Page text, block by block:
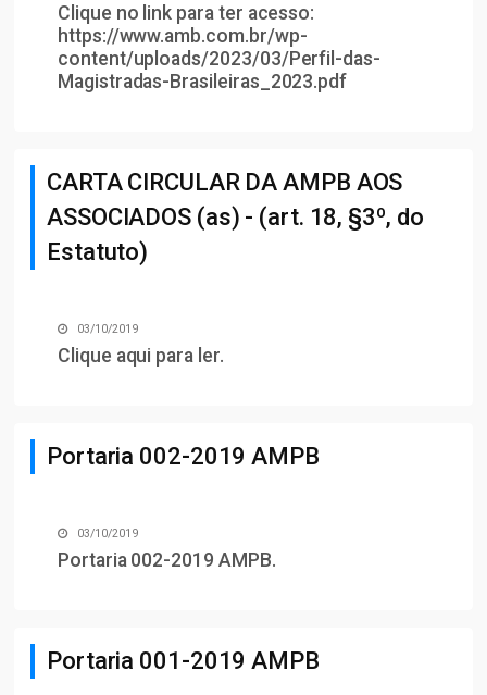
Clique no link para ter acesso:
https://www.amb.com.br/wp-
content/uploads/2023/03/Perfil-das-
Magistradas-Brasileiras_2023.pdf
CARTA CIRCULAR DA AMPB AOS
ASSOCIADOS (as) - (art. 18, §3º, do
Estatuto)
03/10/2019
Clique aqui para ler.
Portaria 002-2019 AMPB
03/10/2019
Portaria 002-2019 AMPB.
Portaria 001-2019 AMPB